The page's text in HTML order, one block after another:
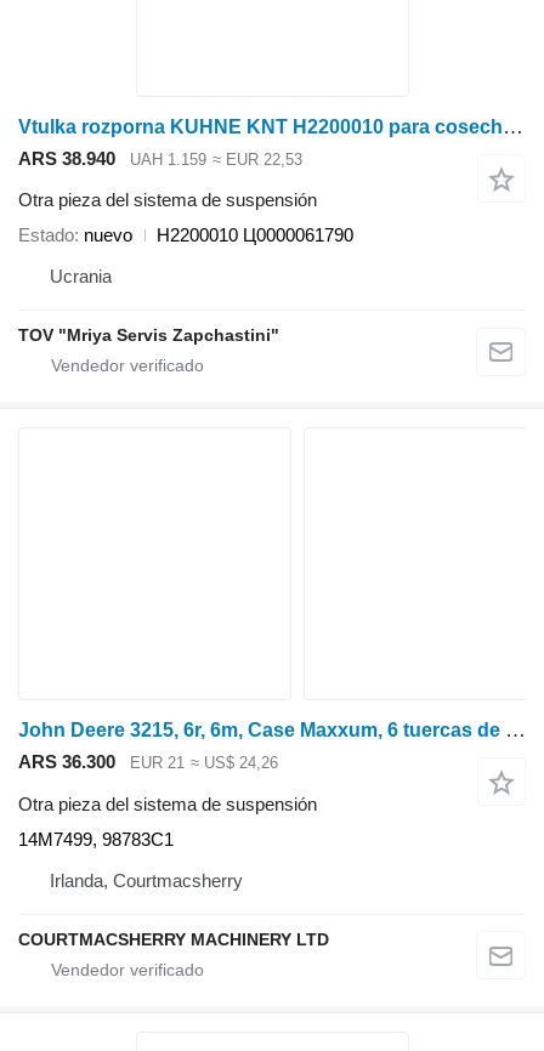
Vtulka rozporna KUHNE KNT H2200010 para cosechadora
ARS 38.940 UAH 1.159 ≈ EUR 22,53
Otra pieza del sistema de suspensión
Estado nuevo
H2200010 Ц0000061790
Ucrania
TOV "Mriya Servis Zapchastini"
John Deere 3215, 6r, 6m, Case Maxxum, 6 tuercas de rueda M20x1.5 14m7499, 98783c 14M7499, 98783C1 para tractor de ruedas
ARS 36.300 EUR 21 ≈ US$ 24,26
Otra pieza del sistema de suspensión
14M7499, 98783C1
Irlanda, Courtmacsherry
COURTMACSHERRY MACHINERY LTD